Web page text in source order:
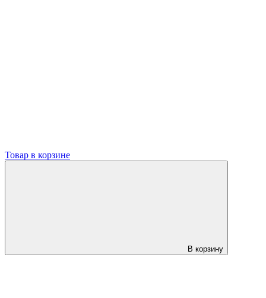
Товар в корзине
В корзину